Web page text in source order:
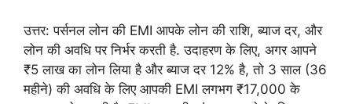
उत्तर: पर्सनल लोन की EMI आपके लोन की राशि, ब्याज दर, और
लोन की अवधि पर निर्भर करती है. उदाहरण के लिए, अगर आपने
₹5 लाख का लोन लिया है और ब्याज दर 12% है, तो 3 साल (36
महीने) की अवधि के लिए आपकी EMI लगभग ₹17,000 के